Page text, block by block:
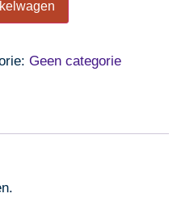
Geen categorie